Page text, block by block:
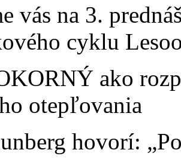
vás na 3.
cyklu
ako
otepľovania
hovorí: